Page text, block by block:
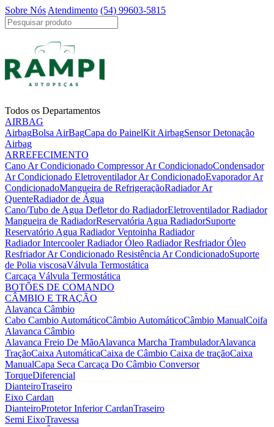
Sobre Nós Atendimento (54) 99603-5815
Todos os Departamentos
AIRBAG
AirbagBolsa AirBagCapa do PainelKit AirbagSensor Detonação
Airbag
ARREFECIMENTO
Cano Ar Condicionado Compressor Ar CondicionadoCondensador
Ar Condicionado Eletroventilador Ar CondicionadoEvaporador Ar
CondicionadoMangueira de RefrigeraçãoRadiador Ar
QuenteRadiador de Água
Cano/Tubo de Agua Defletor do RadiadorEletroventilador Radiador
Mangueira de RadiadorReservatória Agua RadiadorSuporte
Reservatório Agua RadiadorVentoinha Radiador
Radiador IntercoolerRadiador Óleo Radiador Resfriador Óleo
Resfriador Ar Condicionado Resistência Ar CondicionadoSuporte
de Polia viscosaVálvula Termostática
Carcaça Válvula Termostática
BOTÕES DE COMANDO
CÂMBIO E TRAÇÃO
Alavanca Câmbio
Cabo Cambio AutomáticoCâmbio AutomáticoCâmbio ManualCoifa
Alavanca Câmbio
Alavanca Freio De MãoAlavanca Marcha TrambuladorAlavanca
TraçãoCaixa AutomáticaCaixa de Câmbio Caixa de traçãoCaixa
ManualCapa Seca Carcaça Do Câmbio Conversor
TorqueDiferencial
DianteiroTraseiro
Eixo Cardan
DianteiroProtetor Inferior CardanTraseiro
Semi EixoTravessa